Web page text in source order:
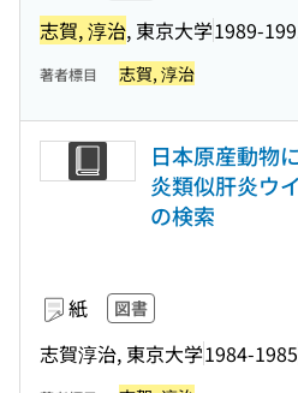
志賀, 淳治, 東京大学1989-
著者標目 志賀, 淳治
日本原産動物
炎類似肝炎ウ
の検索
紙 図書
志賀淳治, 東京大学1984-1985